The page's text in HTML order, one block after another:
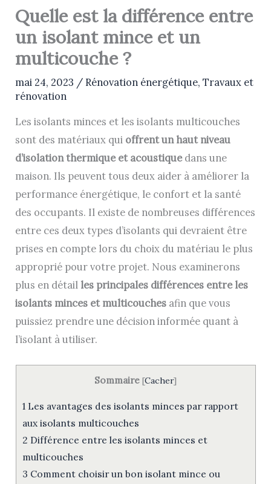
Quelle est la différence entre
un isolant mince et un
multicouche ?
mai 24, 2023 / Rénovation énergétique,Travaux et
rénovation
Les isolants minces et les isolants multicouches
sont des matériaux qui offrent un haut niveau
d’isolation thermique et acoustiquedans une
maison. Ils peuvent tous deux aider à améliorer la
performance énergétique, le confort et la santé
des occupants. Il existe de nombreuses différences
entre ces deux types d’isolants qui devraient être
prises en compte lors du choix du matériau le plus
approprié pour votre projet. Nous examinerons
plus en détail les principales différences entre les
isolants minces et multicouches afin que vous
puissiez prendre une décision informée quant à
l’isolant à utiliser.
Sommaire [Cacher]
1Les avantages des isolants minces par rapport
aux isolants multicouches
2 Différence entre les isolants minces et
multicouches
3 Comment choisir un bon isolant mince ou